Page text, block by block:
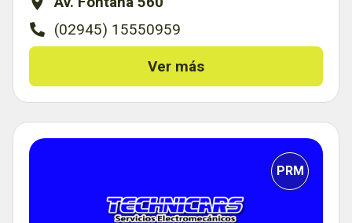
(02945) 15550959
Ver más
PRM